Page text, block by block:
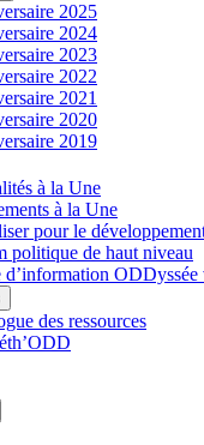
2025
2024
2023
2022
2021
2020
2019
à la Une
à la Une
pour le
politique de haut niveau
d’information ODDyssée
des ressources